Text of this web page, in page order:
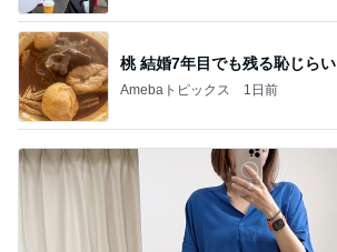
桃 結婚7年目でも残る恥じらい
Amebaトピックス 1日前